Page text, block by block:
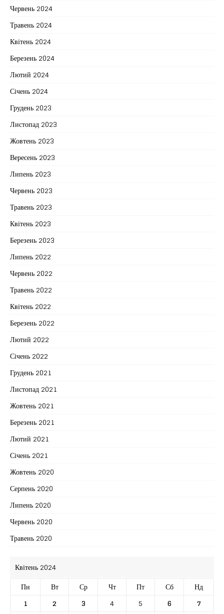
Червень 2024
Травень 2024
Квітень 2024
Березень 2024
Лютий 2024
Січень 2024
Грудень 2023
Листопад 2023
Жовтень 2023
Вересень 2023
Липень 2023
Червень 2023
Травень 2023
Квітень 2023
Березень 2023
Липень 2022
Червень 2022
Травень 2022
Квітень 2022
Березень 2022
Лютий 2022
Січень 2022
Грудень 2021
Листопад 2021
Жовтень 2021
Березень 2021
Лютий 2021
Січень 2021
Жовтень 2020
Серпень 2020
Липень 2020
Червень 2020
Травень 2020
Квітень 2024
Пн
Вт Ср Чт Пт Сб
Нд
1
2 3 4 5 6
7